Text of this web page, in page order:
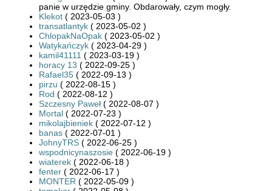
panie w urzędzie gminy. Obdarowały, czym mogły.
Klekot ( 2023-05-03 )
transatlantyk ( 2023-05-02 )
ChlopakNaOpak ( 2023-05-02 )
Watykańczyk ( 2023-04-29 )
kamil41111 ( 2023-03-19 )
horacy 13 ( 2022-09-25 )
Rafael35 ( 2022-09-13 )
pirzu ( 2022-08-15 )
Rod ( 2022-08-12 )
Szczesny Paweł ( 2022-08-07 )
Mortal ( 2022-07-23 )
mikolajbieniek ( 2022-07-12 )
banas ( 2022-07-01 )
JohnyTRS ( 2022-06-25 )
wspodnicynaszosie ( 2022-06-19 )
wiaterek ( 2022-06-18 )
fenter ( 2022-06-17 )
MONTER ( 2022-05-09 )